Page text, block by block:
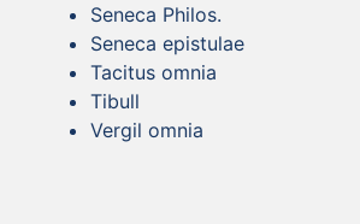
Seneca Philos.
Seneca epistulae
Tacitus omnia
Tibull
Vergil omnia